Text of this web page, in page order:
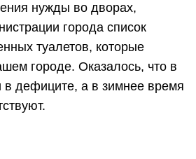
нужды во дворах,
города список
туалетов, которые
городе. Оказалось, что в
в дефиците, а в зимнее время